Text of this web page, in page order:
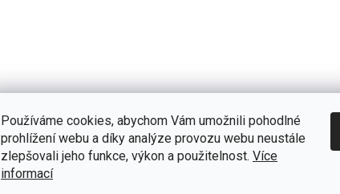
Používáme cookies, abychom Vám umožnili pohodlné
prohlížení webu a díky analýze provozu webu neustále
zlepšovali jeho funkce, výkon a použitelnost. Více
informací